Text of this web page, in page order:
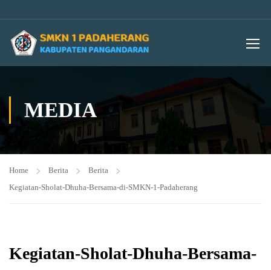
MEDIA
Home Berita
Berita
Kegiatan-Sholat-Dhuha-Bersama-di-SMKN-1-Padaherang
Kegiatan-Sholat-Dhuha-Bersama-